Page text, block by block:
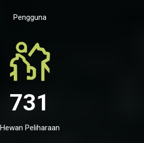
Pengguna
731
Hewan Peliharaan